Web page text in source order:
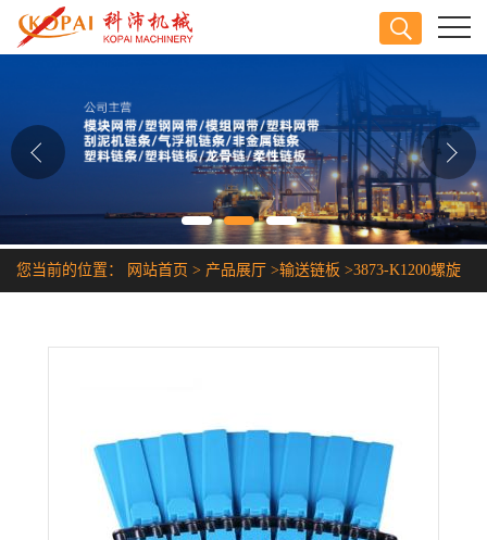
公司介绍
公司动态
证书荣誉
您当前的位置： 网站首页 > 产品展厅 >输送链板 >3873-K1200螺旋